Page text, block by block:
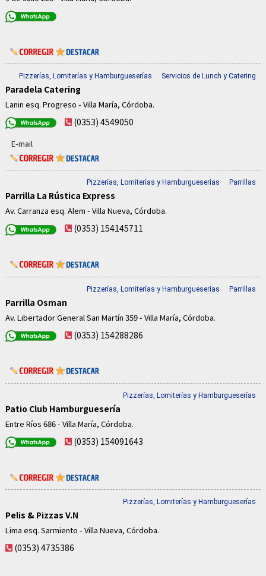
Pizzerías, Lomiterías y Hamburgueserías Servicios de Lunch y Catering
Paradela Catering
Lanin esq. Progreso - Villa María, Córdoba.
(0353) 4549050
E-mail
Pizzerías, Lomiterías y Hamburgueserías Parrillas
Parrilla La Rústica Express
Av. Carranza esq. Alem - Villa Nueva, Córdoba.
(0353) 154145711
Pizzerías, Lomiterías y Hamburgueserías Parrillas
Parrilla Osman
Av. Libertador General San Martín 359 - Villa María, Córdoba.
(0353) 154288286
Pizzerías, Lomiterías y Hamburgueserías
Patio Club Hamburguesería
Entre Ríos 686 - Villa María, Córdoba.
(0353) 154091643
Pizzerías, Lomiterías y Hamburgueserías
Pelis & Pizzas V.N
Lima esq. Sarmiento - Villa Nueva, Córdoba.
(0353) 4735386